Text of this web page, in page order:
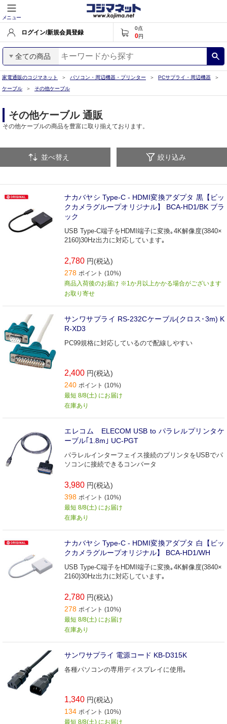
メニュー
ログイン/新規会員登録
0点
0円
全ての商品
家電通販のコジマネット パソコン・周辺機器・プリンター
PCサプライ・周辺機器
ケーブル
その他ケーブル
その他ケーブル 通販
その他ケーブルの商品を豊富に取り揃えております。
並べ替え 絞り込み
ナカバヤシ Type-C - HDMI変換アダプタ 黒【ビッ
クカメラグループオリジナル】 BCA-HD1/BK ブラ
ック
USB Type-C端子をHDMI端子に変換｡4K解像度(3840×
2160)30Hz出力に対応しています｡
2,780 円(税込)
278 ポイント (10%)
商品入荷後のお届け ※1か月以上かかる場合がございます
お取り寄せ
サンワサプライ RS-232Cケーブル(クロス･3m) K
R‐XD3
PC99規格に対応しているので配線しやすい
2,400 円(税込)
240 ポイント (10%)
最短 8/8(土) にお届け
在庫あり
エレコム ELECOM USB to パラレルプリンタケ
ーブル｢1.8m｣ UC‐PGT
パラレルインターフェイス接続のプリンタをUSBでパ
ソコンに接続できるコンバータ
3,980 円(税込)
398 ポイント (10%)
最短 8/8(土) にお届け
在庫あり
ナカバヤシ Type-C - HDMI変換アダプタ 白【ビッ
クカメラグループオリジナル】 BCA-HD1/WH
USB Type-C端子をHDMI端子に変換｡4K解像度(3840×
2160)30Hz出力に対応しています｡
2,780 円(税込)
278 ポイント (10%)
最短 8/8(土) にお届け
在庫あり
サンワサプライ 電源コード KB‐D315K
各種パソコンの専用ディスプレイに使用｡
1,340 円(税込)
134 ポイント (10%)
最短 8/8(土) にお届け